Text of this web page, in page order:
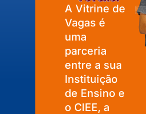
A Vitrine de
Vagas é
uma
parceria
entre a sua
Instituição
de Ensino e
o CIEE, a